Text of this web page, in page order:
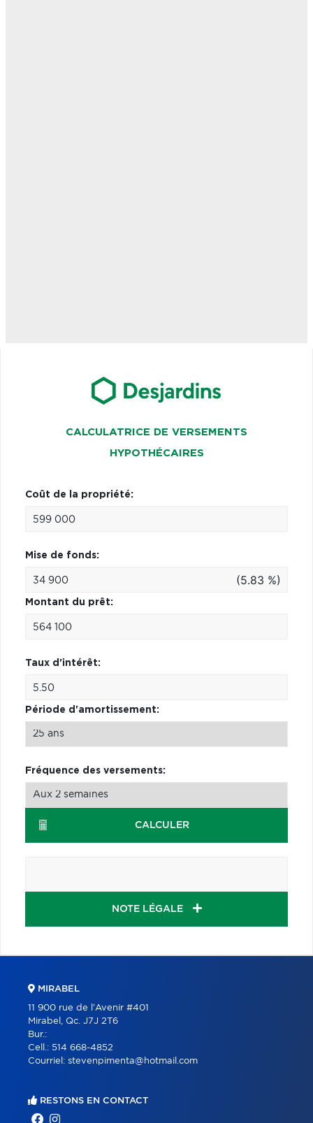
CALCULATRICE DE VERSEMENTS
HYPOTHÉCAIRES
Coût de la propriété:
Mise de fonds:
(5.83 %)
Montant du prêt:
Taux d'intérêt:
Période d'amortissement:
Fréquence des versements:
CALCULER
NOTE LÉGALE
MIRABEL
11 900 rue de l'Avenir #401
Mirabel, Qc. J7J 2T6
Bur.:
Cell.: 514 668-4852
Courriel: stevenpimenta@hotmail.com
RESTONS EN CONTACT